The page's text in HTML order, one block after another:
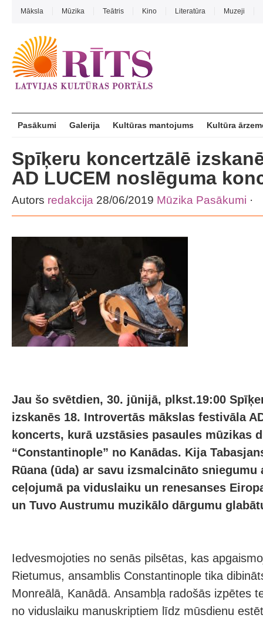
Māksla Mūzika Teātris Kino Literatūra Muzeji
Pasākumi Galerija Kultūras mantojums Kultūra
Spīķeru koncertzālē
AD LUCEM noslēguma
Autors redakcija 28/06/2019 Mūzika Pasākumi ·
Jau šo svētdien, 30. jūnijā, plkst.19:00
izskanēs 18. Introvertās mākslas festivāla
koncerts, kurā uzstāsies pasaules mūzikas
“Constantinople” no Kanādas. Kija
Rūana (ūda) ar savu izsmalcināto
ceļojumā pa viduslaiku un renesanses
un Tuvo Austrumu muzikālo dārgumu
Iedvesmojoties no senās pilsētas, kas
Rietumus, ansamblis Constantinople tika
Monreālā, Kanādā. Ansambļa radošās izpētes
no viduslaiku manuskriptiem līdz mūsdienu